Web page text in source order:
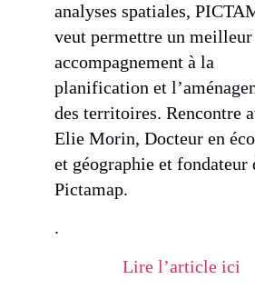
analyses spatiales,
veut permettre un meilleur
accompagnement à la
planification et
des territoires. Rencontre
Elie Morin, Docteur en
et géographie et fondateur
Pictamap.
.
Lire l’article ici